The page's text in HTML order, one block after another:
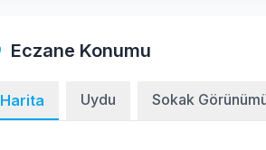
Eczane Konumu
Harita Uydu Sokak